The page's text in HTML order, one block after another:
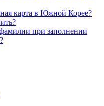
карта в Южной Корее?
при заполнении